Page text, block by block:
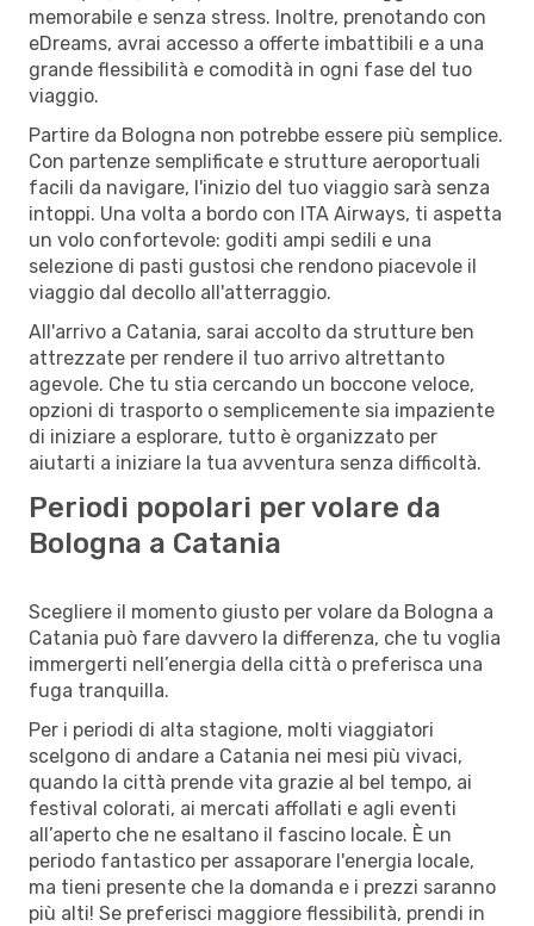
memorabile e senza stress. Inoltre, prenotando con
eDreams, avrai accesso a offerte imbattibili e a una
grande flessibilità e comodità in ogni fase del tuo
viaggio.
Partire da Bologna non potrebbe essere più semplice.
Con partenze semplificate e strutture aeroportuali
facili da navigare, l'inizio del tuo viaggio sarà senza
intoppi. Una volta a bordo con ITA Airways, ti aspetta
un volo confortevole: goditi ampi sedili e una
selezione di pasti gustosi che rendono piacevole il
viaggio dal decollo all'atterraggio.
All'arrivo a Catania, sarai accolto da strutture ben
attrezzate per rendere il tuo arrivo altrettanto
agevole. Che tu stia cercando un boccone veloce,
opzioni di trasporto o semplicemente sia impaziente
di iniziare a esplorare, tutto è organizzato per
aiutarti a iniziare la tua avventura senza difficoltà.
Periodi popolari per volare da
Bologna a Catania
Scegliere il momento giusto per volare da Bologna a
Catania può fare davvero la differenza, che tu voglia
immergerti nell’energia della città o preferisca una
fuga tranquilla.
Per i periodi di alta stagione, molti viaggiatori
scelgono di andare a Catania nei mesi più vivaci,
quando la città prende vita grazie al bel tempo, ai
festival colorati, ai mercati affollati e agli eventi
all’aperto che ne esaltano il fascino locale. È un
periodo fantastico per assaporare l'energia locale,
ma tieni presente che la domanda e i prezzi saranno
più alti! Se preferisci maggiore flessibilità, prendi in